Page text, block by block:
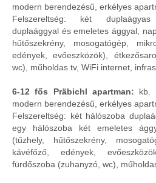
modern berendezésű, erkélyes
Felszereltség: két
duplaággyal és emeletes ággyal,
hűtőszekrény, mosogatógép,
edények, evőeszközök),
wc), műholdas tv, WiFi internet,
6-12 fős Präbichl apartman: kb.
modern berendezésű, erkélyes
Felszereltség: két hálószoba
egy hálószoba két emeletes
(tűzhely, hűtőszekrény,
kávéfőző, edények,
fürdőszoba (zuhanyzó, wc),